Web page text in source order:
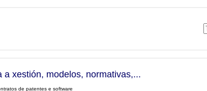
a xestión, modelos, normativas,...
de patentes e software